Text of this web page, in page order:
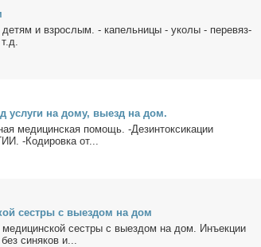
и взрос­лым. - ка­пель­ни­цы - уко­лы - пе­ре­вяз­
услу­ги на до­му, вы­езд на дом.
ме­ди­цин­ская по­мощь. -Дез­ин­ток­си­ка­ции
-Ко­ди­ров­ка от...
сест­ры с вы­ез­дом на дом
ме­ди­цин­ской сест­ры с вы­ез­дом на дом. Инъ­ек­ции
си­ня­ков и...